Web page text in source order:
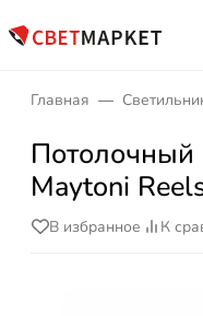
Главная
Потолочный
Maytoni
В избранное К